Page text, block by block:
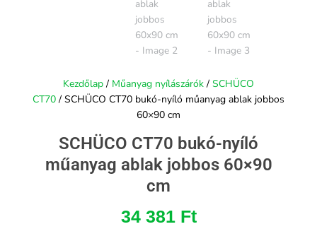
Kezdőlap / Műanyag nyílászárók / SCHÜCO
CT70 / SCHÜCO CT70 bukó-nyíló műanyag ablak jobbos
60×90 cm
SCHÜCO CT70 bukó-nyíló
műanyag ablak jobbos 60×90
cm
34 381 Ft